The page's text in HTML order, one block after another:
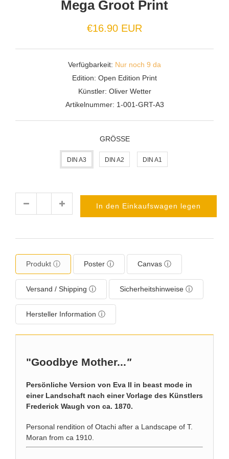
Mega Groot Print
€16.90 EUR
Verfügbarkeit: Nur noch 9 da
Edition: Open Edition Print
Künstler: Oliver Wetter
Artikelnummer: 1-001-GRT-A3
GRÖSSE
DIN A3 DIN A2 DIN A1
In den Einkaufswagen legen
Produkt ⓘ Poster ⓘ Canvas ⓘ
Versand / Shipping ⓘ Sicherheitshinweise ⓘ
Hersteller Information ⓘ
"Goodbye Mother..."
Persönliche Version von Eva II in beast mode in
einer Landschaft nach einer Vorlage des Künstlers
Frederick Waugh von ca. 1870.
Personal rendition of Otachi after a Landscape of T.
Moran from ca 1910.